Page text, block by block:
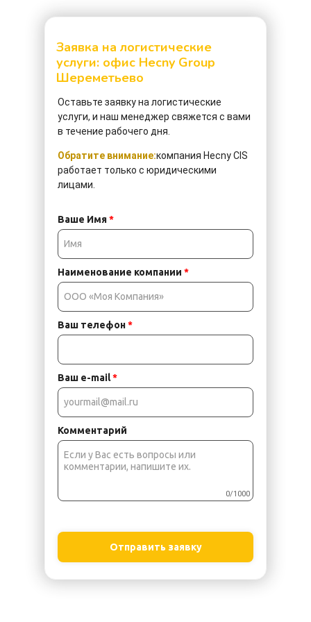
Заявка на логистические
услуги: офис Hecny Group
Шереметьево
Оставьте заявку на логистические
услуги, и наш менеджер свяжется с вами
в течение рабочего дня.
Обратите внимание:компания Hecny CIS
работает только с юридическими
лицами.
Ваше Имя*
Наименование компании *
Ваш телефон*
Ваш e-mail*
Комментарий
0/1000
Отправить заявку